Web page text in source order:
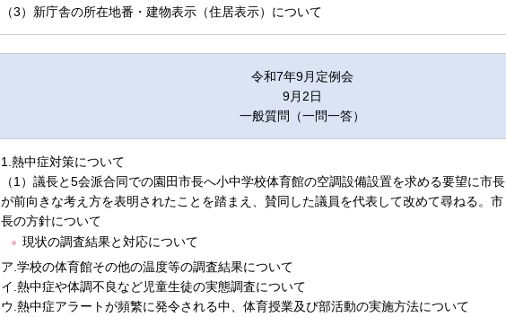
（3）新庁舎の所在地番・建物表示（住居表示）について
令和7年9月定例会
9月2日
一般質問（一問一答）
1.熱中症対策について
（1）議長と5会派合同での園田市長へ小中学校体育館の空調設備設置を求める要望に市長
が前向きな考え方を表明されたことを踏まえ、賛同した議員を代表して改めて尋ねる。市
長の方針について
現状の調査結果と対応について
ア.学校の体育館その他の温度等の調査結果について
イ.熱中症や体調不良など児童生徒の実態調査について
ウ.熱中症アラートが頻繁に発令される中、体育授業及び部活動の実施方法について